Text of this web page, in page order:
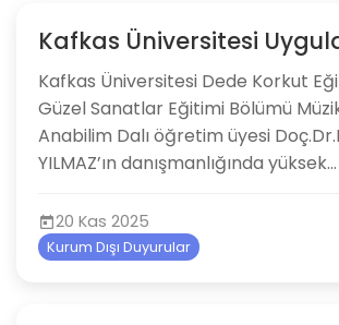
Kafkas Üniversitesi
Kafkas Üniversitesi Dede Korkut
Güzel Sanatlar Eğitimi Bölümü
Anabilim Dalı öğretim üyesi
YILMAZ’ın danışmanlığında yüksek...
20 Kas 2025
Kurum Dışı Duyurular